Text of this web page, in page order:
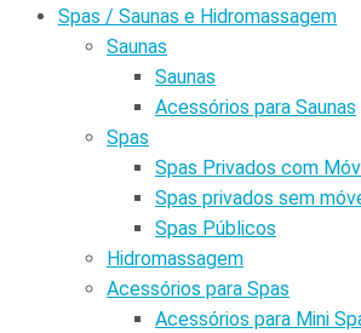
Spas / Saunas e Hidromassagem
Saunas
Saunas
Acessórios para Saunas
Spas
Spas Privados com
Spas privados sem
Spas Públicos
Hidromassagem
Acessórios para Spas
Acessórios para Mini